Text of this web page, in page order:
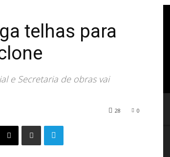
telhas para
e Secretaria de obras vai
0
28